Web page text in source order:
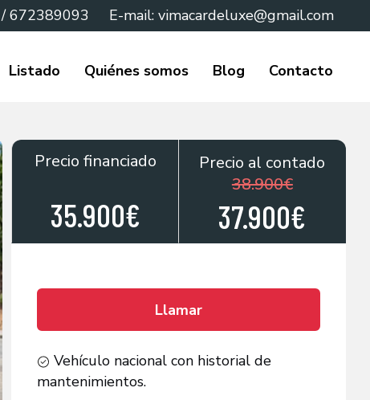
/ 672389093 E-mail: vimacardeluxe@gmail.com
Listado Quiénes somos Blog Contacto
Precio financiado
35.900€
Precio al contado
38.900€
37.900€
Llamar
Vehículo nacional con historial de
mantenimientos.